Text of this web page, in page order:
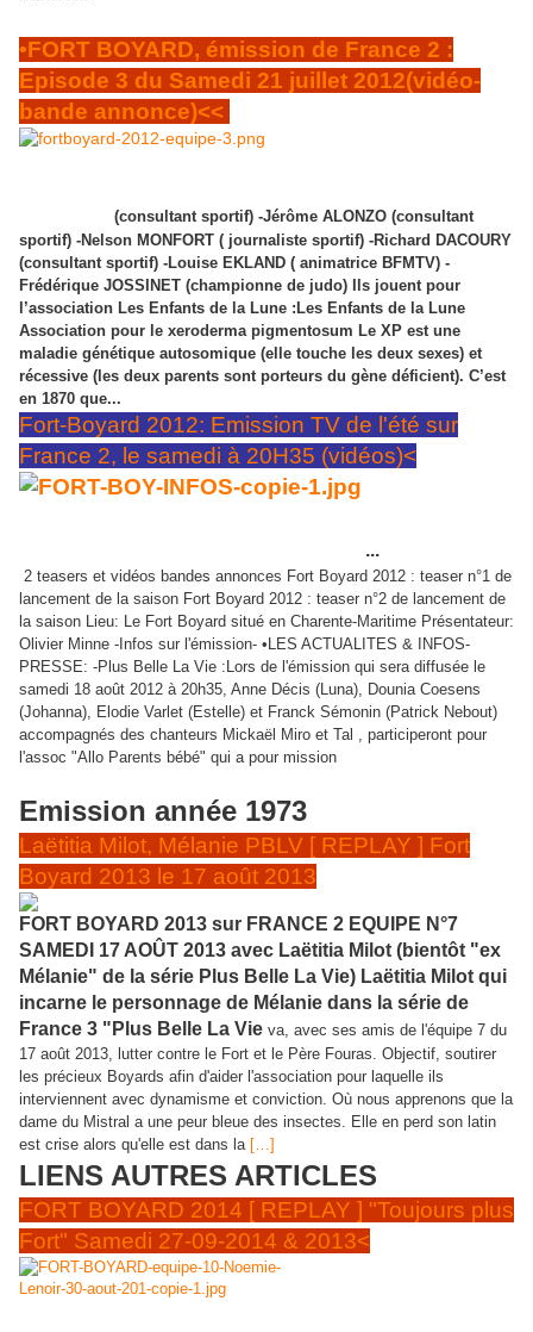
•FORT BOYARD, émission de France 2 :
Episode 3 du Samedi 21 juillet 2012(vidéo-
bande annonce)<<
(consultant sportif) -Jérôme ALONZO (consultant
sportif) -Nelson MONFORT ( journaliste sportif) -Richard DACOURY
(consultant sportif) -Louise EKLAND ( animatrice BFMTV) -
Frédérique JOSSINET (championne de judo) Ils jouent pour
l’association Les Enfants de la Lune :Les Enfants de la Lune
Association pour le xeroderma pigmentosum Le XP est une
maladie génétique autosomique (elle touche les deux sexes) et
récessive (les deux parents sont porteurs du gène déficient). C’est
en 1870 que...
Fort-Boyard 2012: Emission TV de l'été sur
France 2, le samedi à 20H35 (vidéos)<
...
2 teasers et vidéos bandes annonces Fort Boyard 2012 : teaser n°1 de
lancement de la saison Fort Boyard 2012 : teaser n°2 de lancement de
la saison Lieu: Le Fort Boyard situé en Charente-Maritime Présentateur:
Olivier Minne -Infos sur l'émission- •LES ACTUALITES & INFOS-
PRESSE: -Plus Belle La Vie :Lors de l'émission qui sera diffusée le
samedi 18 août 2012 à 20h35, Anne Décis (Luna), Dounia Coesens
(Johanna), Elodie Varlet (Estelle) et Franck Sémonin (Patrick Nebout)
accompagnés des chanteurs Mickaël Miro et Tal , participeront pour
l'assoc "Allo Parents bébé" qui a pour mission
Emission année 1973
Laëtitia Milot, Mélanie PBLV [ REPLAY ] Fort
Boyard 2013 le 17 août 2013
FORT BOYARD 2013 sur FRANCE 2 EQUIPE N°7
SAMEDI 17 AOÛT 2013 avec Laëtitia Milot (bientôt "ex
Mélanie" de la série Plus Belle La Vie) Laëtitia Milot qui
incarne le personnage de Mélanie dans la série de
France 3 "Plus Belle La Vie va, avec ses amis de l'équipe 7 du
17 août 2013, lutter contre le Fort et le Père Fouras. Objectif, soutirer
les précieux Boyards afin d'aider l'association pour laquelle ils
interviennent avec dynamisme et conviction. Où nous apprenons que la
dame du Mistral a une peur bleue des insectes. Elle en perd son latin
est crise alors qu'elle est dans la […]
LIENS AUTRES ARTICLES
FORT BOYARD 2014 [ REPLAY ] "Toujours plus
Fort" Samedi 27-09-2014 & 2013<